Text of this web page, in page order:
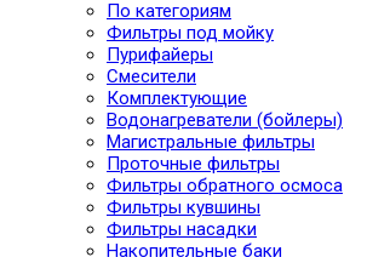
По категориям
Фильтры под мойку
Пурифайеры
Смесители
Комплектующие
Водонагреватели (бойлеры)
Магистральные фильтры
Проточные фильтры
Фильтры обратного осмоса
Фильтры кувшины
Фильтры насадки
Накопительные баки